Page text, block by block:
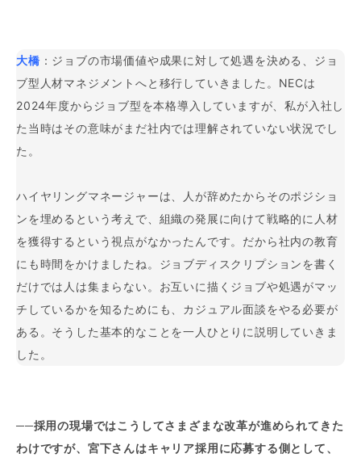
大橋 ：ジョブの市場価値や成果に対して処遇を決める、ジョ
ブ型人材マネジメントへと移行していきました。NECは
2024年度からジョブ型を本格導入していますが、私が入社し
た当時はその意味がまだ社内では理解されていない状況でし
た。
ハイヤリングマネージャーは、人が辞めたからそのポジショ
ンを埋めるという考えで、組織の発展に向けて戦略的に人材
を獲得するという視点がなかったんです。だから社内の教育
にも時間をかけましたね。ジョブディスクリプションを書く
だけでは人は集まらない。お互いに描くジョブや処遇がマッ
チしているかを知るためにも、カジュアル面談をやる必要が
ある。そうした基本的なことを一人ひとりに説明していきま
した。
──採用の現場ではこうしてさまざまな改革が進められてきた
わけですが、宮下さんはキャリア採用に応募する側として、